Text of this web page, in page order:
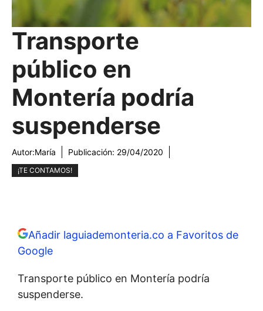
Transporte
público en
Montería podría
suspenderse
Autor:María Publicación: 29/04/2020
¡TE CONTAMOS!
Añadir laguiademonteria.co a Favoritos de
Google
Transporte público en Montería podría
suspenderse.